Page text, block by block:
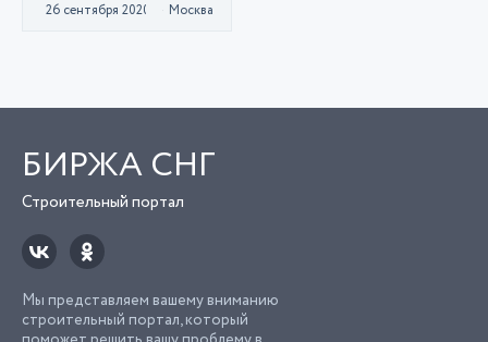
26 сентября 2020 Москва
БИРЖА СНГ
Строительный портал
Мы представляем вашему вниманию
строительный портал, который